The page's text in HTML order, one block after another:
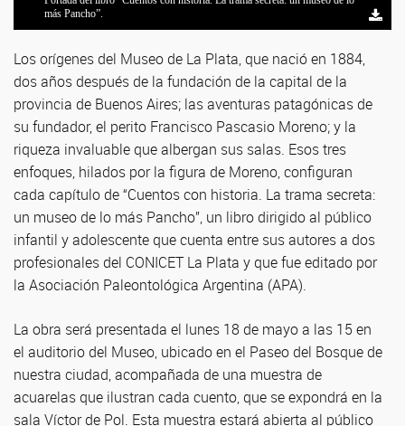
más Pancho”.
Los orígenes del Museo de La Plata, que nació en 1884,
dos años después de la fundación de la capital de la
provincia de Buenos Aires; las aventuras patagónicas de
su fundador, el perito Francisco Pascasio Moreno; y la
riqueza invaluable que albergan sus salas. Esos tres
enfoques, hilados por la figura de Moreno, configuran
cada capítulo de “Cuentos con historia. La trama secreta:
un museo de lo más Pancho”, un libro dirigido al público
infantil y adolescente que cuenta entre sus autores a dos
profesionales del CONICET La Plata y que fue editado por
la Asociación Paleontológica Argentina (APA).
La obra será presentada el lunes 18 de mayo a las 15 en
el auditorio del Museo, ubicado en el Paseo del Bosque de
nuestra ciudad, acompañada de una muestra de
acuarelas que ilustran cada cuento, que se expondrá en la
sala Víctor de Pol. Esta muestra estará abierta al público